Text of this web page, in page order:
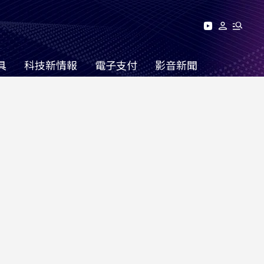
科技新情報 電子支付 影音新聞